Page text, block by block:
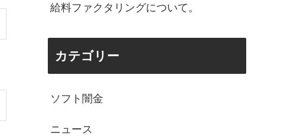
給料ファクタリングについて。
カテゴリー
ソフト闇金
ニュース